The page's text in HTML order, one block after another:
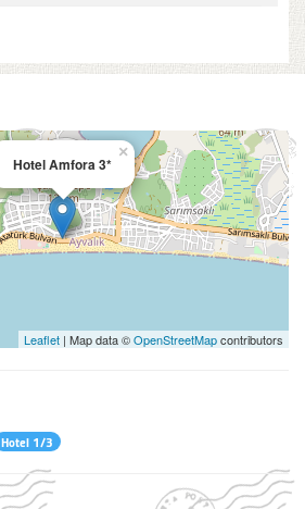
Hotel Amfora 3*
×
Leaflet | Map data ©OpenStreetMapcontributors
Hotel 1/3